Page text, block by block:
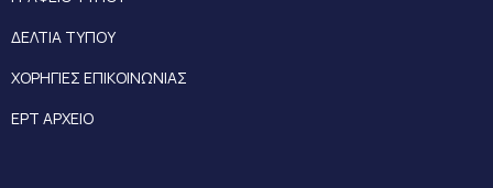
ΔΕΛΤΙΑ ΤΥΠΟΥ
ΧΟΡΗΓΙΕΣ ΕΠΙΚΟΙΝΩΝΙΑΣ
ΕΡΤ ΑΡΧΕΙΟ